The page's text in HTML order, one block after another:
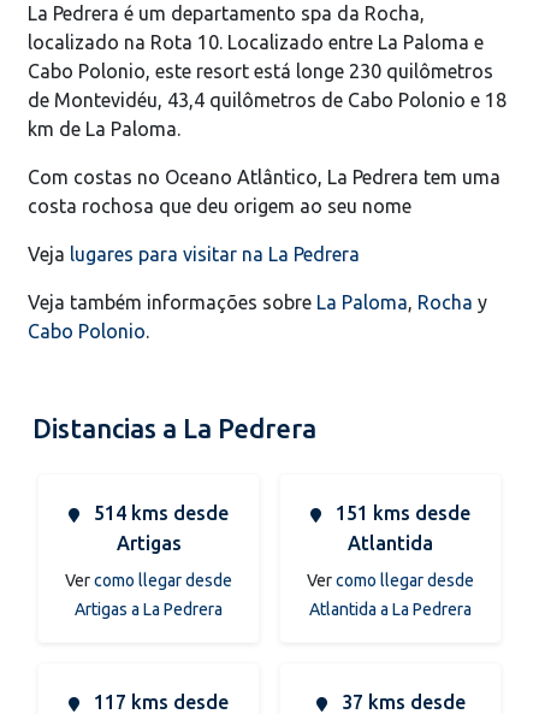
La Pedrera é um departamento spa da Rocha,
localizado na Rota 10. Localizado entre La Paloma e
Cabo Polonio, este resort está longe 230 quilômetros
de Montevidéu, 43,4 quilômetros de Cabo Polonio e 18
km de La Paloma.
Com costas no Oceano Atlântico, La Pedrera tem uma
costa rochosa que deu origem ao seu nome
Veja lugares para visitar na La Pedrera
Veja também informações sobre La Paloma, Rocha y
Cabo Polonio.
Distancias a La Pedrera
514 kms desde
Artigas
Vercomo llegar desde
Artigas a La Pedrera
151 kms desde
Atlantida
Vercomo llegar desde
Atlantida a La Pedrera
117 kms desde
37 kms desde